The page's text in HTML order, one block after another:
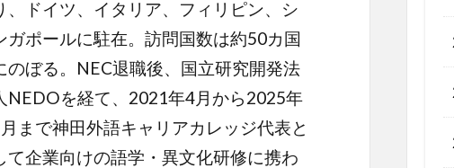
、ドイツ、イタリア、フィリピン、シ
ガポールに駐在。訪問国数は約50カ国
のぼる。NEC退職後、国立研究開発法
NEDOを経て、2021年4月から2025年
まで神田外語キャリアカレッジ代表と
て企業向けの語学・異文化研修に携わ